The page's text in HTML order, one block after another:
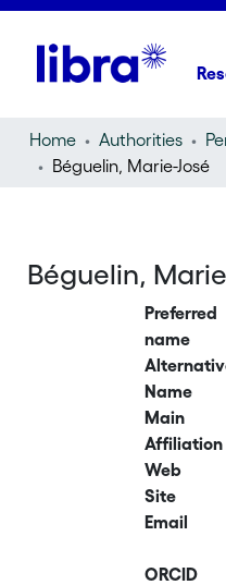
Home Authorities
Béguelin, Marie-José
Béguelin,
Preferred
name
Name
Main
Affiliation
Web
Site
Email
ORCID